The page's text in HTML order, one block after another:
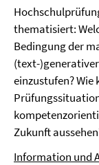
thematisiert:
Bedingung der
(text-
einzustufen?
Zukunft
Information und